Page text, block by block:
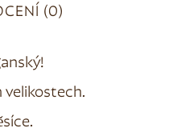
(0)
velikostech.